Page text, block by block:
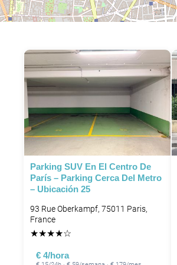
P
Parking SUV En El Centro De
París – Parking Cerca Del Metro
– Ubicación 25
93 Rue Oberkampf, 75011 Paris,
France
★★★★☆
€ 4/hora